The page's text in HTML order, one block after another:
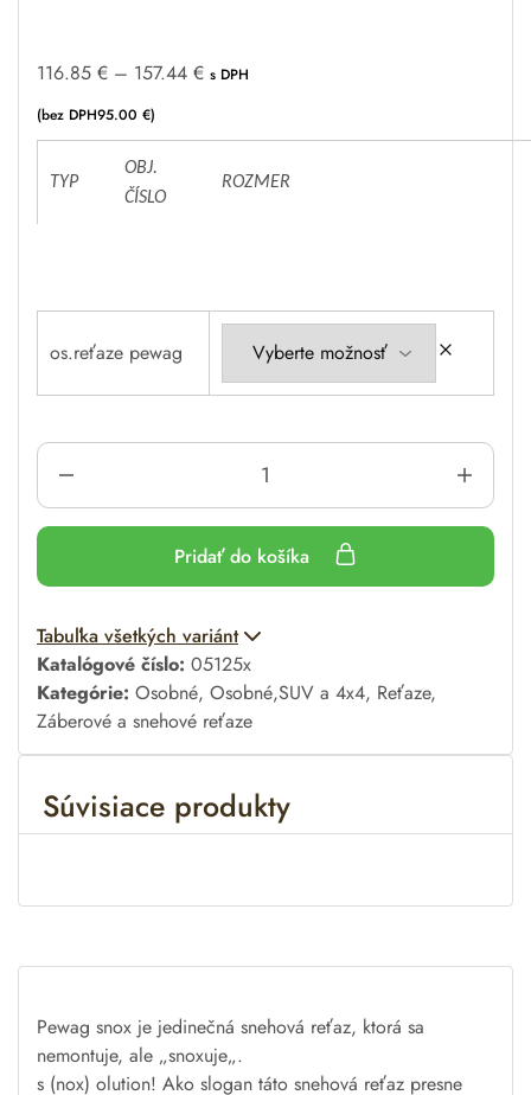
116.85 € – 157.44 € s DPH
(bez DPH95.00 €)
e
TYP
OBJ.
ČÍSLO
ROZMER
os.reťaze pewag
Pridať do košíka
Tabuľka všetkých variánt
Katalógové číslo: 05125x
Kategórie: Osobné, Osobné,SUV a 4x4, Reťaze,
Záberové a snehové reťaze
Súvisiace produkty
Pewag snox je jedinečná snehová reťaz, ktorá sa
nemontuje, ale „snoxuje„.
s (nox) olution! Ako slogan táto snehová reťaz presne